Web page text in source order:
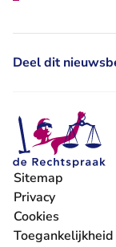
Deel dit
Sitemap
Privacy
Cookies
Toegankelijkheid